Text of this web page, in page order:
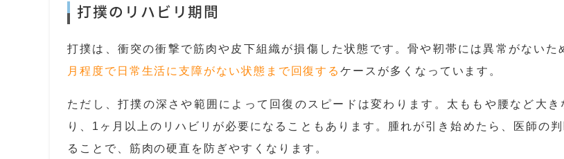
打撲のリハビリ期間
打撲は、衝突の衝撃で筋肉や皮下組織が損傷した状態です。骨や靭帯には異常がない
月程度で日常生活に支障がない状態まで回復するケースが多くなっています。
ただし、打撲の深さや範囲によって回復のスピードは変わります。太ももや腰など大
り、1ヶ月以上のリハビリが必要になることもあります。腫れが引き始めたら、医師の
ることで、筋肉の硬直を防ぎやすくなります。